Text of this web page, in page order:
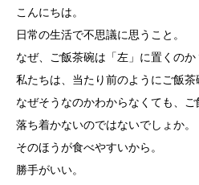
こんにちは。
日常の生活で不思議に思うこと。
なぜ、ご飯茶碗は「左」に置くのか
私たちは、当たり前のようにご飯茶
なぜそうなのかわからなくても、ご
落ち着かないのではないでしょか。
そのほうが食べやすいから。
勝手がいい。